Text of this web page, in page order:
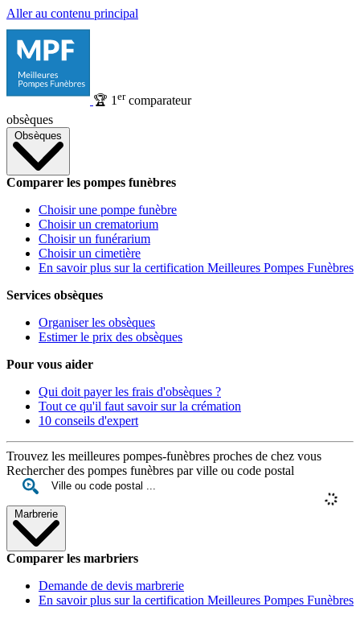
Aller au contenu principal
🏆 1 ercomparateur
obsèques
Obsèques
Comparer les pompes funèbres
Choisir une pompe funèbre
Choisir un crematorium
Choisir un funérarium
Choisir un cimetière
En savoir plus sur la certification Meilleures Pompes Funèbres
Services obsèques
Organiser les obsèques
Estimer le prix des obsèques
Pour vous aider
Qui doit payer les frais d'obsèques ?
Tout ce qu'il faut savoir sur la crémation
10 conseils d'expert
Trouvez les meilleures pompes-funèbres proches de chez vous
Rechercher des pompes funèbres par ville ou code postal
Marbrerie
Comparer les marbriers
Demande de devis marbrerie
En savoir plus sur la certification Meilleures Pompes Funèbres